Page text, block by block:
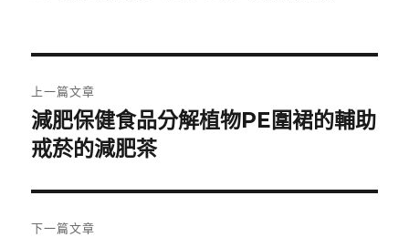
章
導
覽
上一篇文章
上
一
文
章:
減肥保健食品分解植物PE圍裙的輔助
戒菸的減肥茶
下一篇文章